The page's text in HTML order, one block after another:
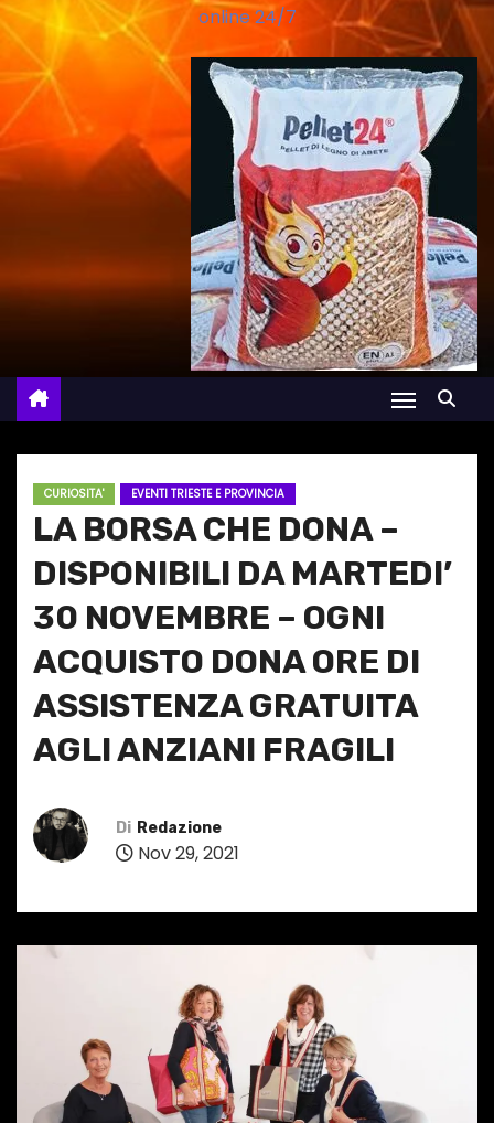
online 24/7
CURIOSITA' EVENTI TRIESTE E PROVINCIA
LA BORSA CHE DONA –
DISPONIBILI DA MARTEDI’
30 NOVEMBRE – OGNI
ACQUISTO DONA ORE DI
ASSISTENZA GRATUITA
AGLI ANZIANI FRAGILI
Di Redazione
Nov 29, 2021